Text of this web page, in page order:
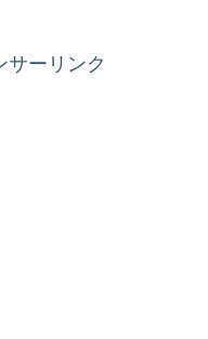
サーリンク